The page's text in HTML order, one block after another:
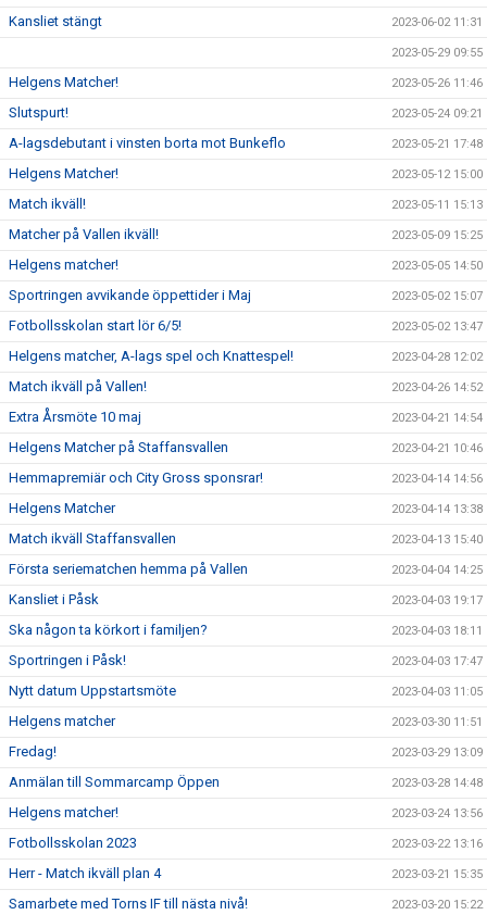
Kansliet stängt 2023-06-02 11:31
2023-05-29 09:55
Helgens Matcher! 2023-05-26 11:46
Slutspurt! 2023-05-24 09:21
A-lagsdebutant i vinsten borta mot Bunkeflo 2023-05-21 17:48
Helgens Matcher! 2023-05-12 15:00
Match ikväll! 2023-05-11 15:13
Matcher på Vallen ikväll! 2023-05-09 15:25
Helgens matcher! 2023-05-05 14:50
Sportringen avvikande öppettider i Maj 2023-05-02 15:07
Fotbollsskolan start lör 6/5! 2023-05-02 13:47
Helgens matcher, A-lags spel och Knattespel! 2023-04-28 12:02
Match ikväll på Vallen! 2023-04-26 14:52
Extra Årsmöte 10 maj 2023-04-21 14:54
Helgens Matcher på Staffansvallen 2023-04-21 10:46
Hemmapremiär och City Gross sponsrar! 2023-04-14 14:56
Helgens Matcher 2023-04-14 13:38
Match ikväll Staffansvallen 2023-04-13 15:40
Första seriematchen hemma på Vallen 2023-04-04 14:25
Kansliet i Påsk 2023-04-03 19:17
Ska någon ta körkort i familjen? 2023-04-03 18:11
Sportringen i Påsk! 2023-04-03 17:47
Nytt datum Uppstartsmöte 2023-04-03 11:05
Helgens matcher 2023-03-30 11:51
Fredag! 2023-03-29 13:09
Anmälan till Sommarcamp Öppen 2023-03-28 14:48
Helgens matcher! 2023-03-24 13:56
Fotbollsskolan 2023 2023-03-22 13:16
Herr - Match ikväll plan 4 2023-03-21 15:35
Samarbete med Torns IF till nästa nivå! 2023-03-20 15:22